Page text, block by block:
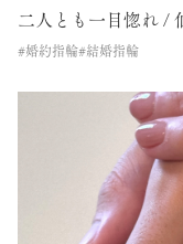
#婚約指輪#結婚指輪